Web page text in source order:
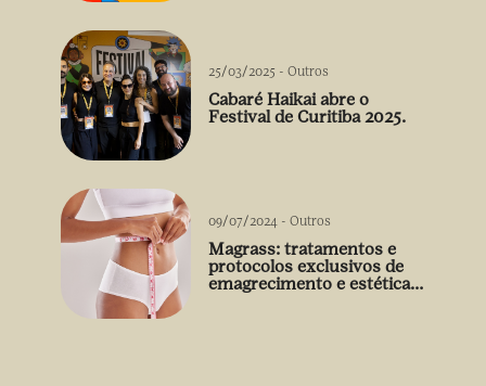
25/03/2025 - Outros
Cabaré Haikai abre o
Festival de Curitiba 2025.
09/07/2024 - Outros
Magrass: tratamentos e
protocolos exclusivos de
emagrecimento e estética